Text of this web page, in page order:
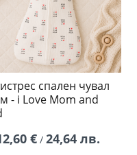
спален чувал
- i Love Mom and
€/ 24,64 лв.